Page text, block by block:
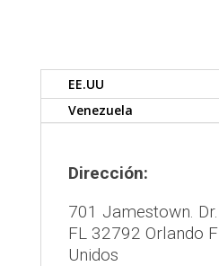
EE.UU
Venezuela
Dirección:
701 Jamestown.
FL 32792 Orlando
Unidos